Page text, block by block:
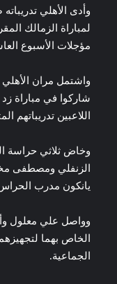
وأدى الأهلي
لمباراة ‏الزمالك
مؤجلات الأسبوع
واشتمل مران الأهلي
شاركوا في مباراة
اللاعبين تدريباتهم
وخاض ثلاثي حراسة
الزنفلي ومصطفى
يانكون مدرب
وواصل علي معلول
الخاص بهما
الجماعية.